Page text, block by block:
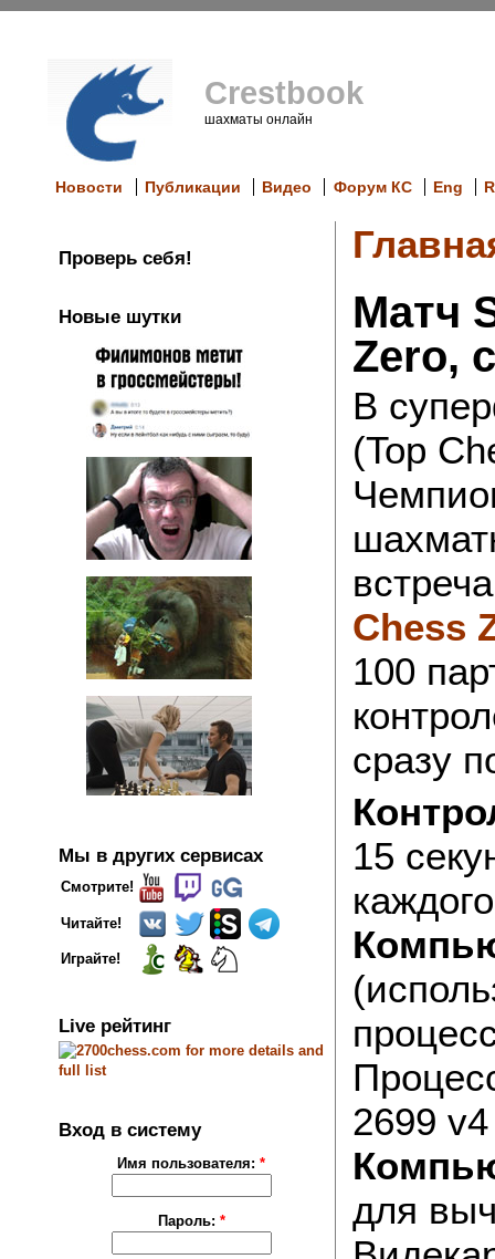
Crestbook
шахматы онлайн
Новости Публикации Видео Форум КС Eng
Проверь себя!
Новые шутки
Мы в других сервисах
Смотрите!
Читайте!
Играйте!
Live рейтинг
Вход в систему
Имя пользователя:*
Пароль: *
Матч
Zero,
В
(Top
Chess
100
сразу
15
2699
для